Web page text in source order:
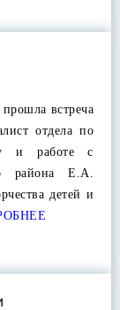
встреча
отдела по
и работе с
района Е.А.
детей и